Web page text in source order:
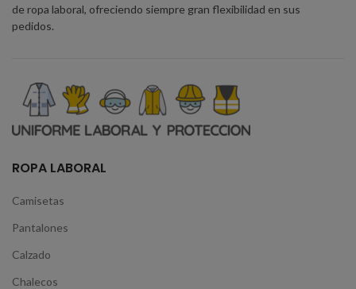
de ropa laboral, ofreciendo siempre gran flexibilidad en sus
pedidos.
ROPA LABORAL
Camisetas
Pantalones
Calzado
Chalecos